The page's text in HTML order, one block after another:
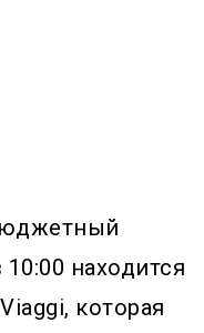
находится
которая